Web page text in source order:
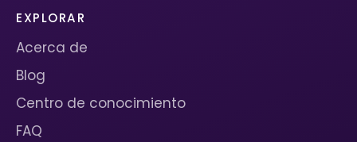
EXPLORAR
Acerca de
Blog
Centro de conocimiento
FAQ